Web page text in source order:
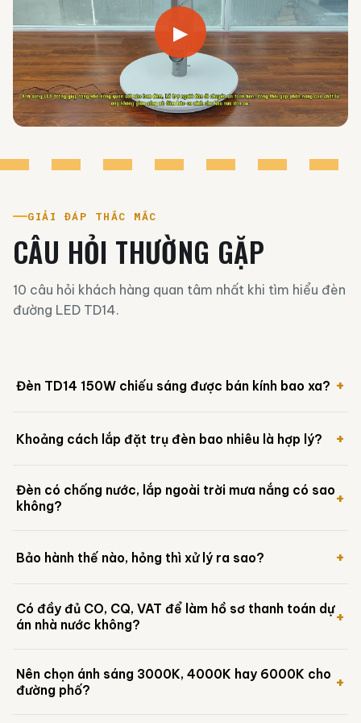
▶
GIẢI ĐÁP THẮC MẮC
CÂU HỎI THƯỜNG GẶP
10 câu hỏi khách hàng quan tâm nhất khi tìm hiểu đèn
đường LED TD14.
Đèn TD14 150W chiếu sáng được bán kính bao xa? +
sáng hiệu quả trong bán kính 12-18m tùy độ cao lắp đặt trụ
Khoảng cách lắp đặt trụ đèn bao nhiêu là hợp lý? +
đường nội bộ/ngõ xóm 25-28m, đường nhánh 28-32m,
đường chính đô thị 32-36m, quốc lộ/cao tốc 36-40m.
Đèn có chống nước, lắp ngoài trời mưa nắng có sao
không?
+
áp lực, hoạt động ổn định ngoài trời quanh năm kể cả mùa
Bảo hành thế nào, hỏng thì xử lý ra sao? +
lỗi kỹ thuật từ nhà sản xuất, hỗ trợ kỹ thuật tại 63 tỉnh thành.
Có đầy đủ CO, CQ, VAT để làm hồ sơ thanh toán dự
án nhà nước không?
+
từng lô hàng, đáp ứng yêu cầu hồ sơ thanh quyết toán dự án
công.
Nên chọn ánh sáng 3000K, 4000K hay 6000K cho
đường phố?
+